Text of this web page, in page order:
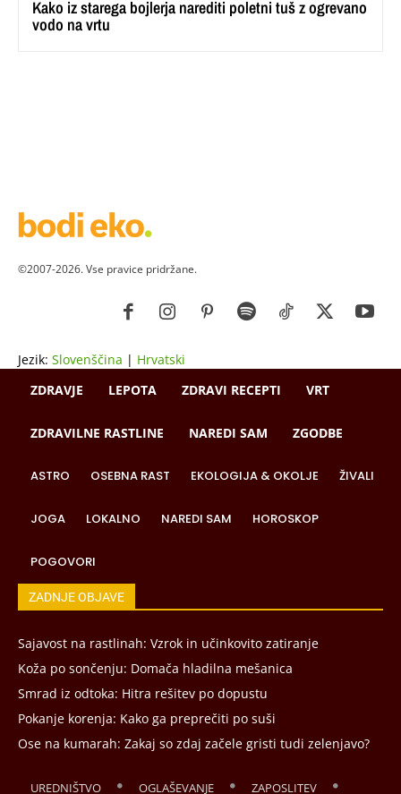
Kako iz starega bojlerja narediti poletni tuš z ogrevano
vodo na vrtu
©2007-2026. Vse pravice pridržane.
Jezik: Slovenščina | Hrvatski
ZDRAVJE
LEPOTA ZDRAVI RECEPTI VRT
ZDRAVILNE RASTLINE NAREDI SAM ZGODBE
ASTRO OSEBNA RAST EKOLOGIJA & OKOLJE ŽIVALI
JOGA LOKALNO NAREDI SAM HOROSKOP
POGOVORI
ZADNJE OBJAVE
Sajavost na rastlinah: Vzrok in učinkovito zatiranje
Koža po sončenju: Domača hladilna mešanica
Smrad iz odtoka: Hitra rešitev po dopustu
Pokanje korenja: Kako ga preprečiti po suši
Ose na kumarah: Zakaj so zdaj začele gristi tudi zelenjavo?
UREDNIŠTVO OGLAŠEVANJE ZAPOSLITEV